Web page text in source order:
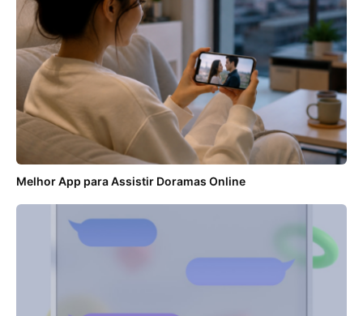
Melhor App para Assistir Doramas Online